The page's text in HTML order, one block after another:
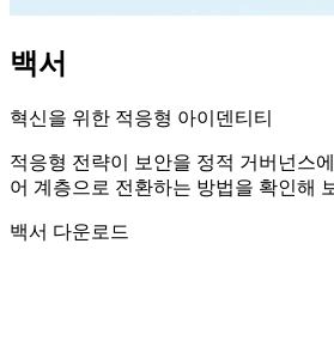
백서
혁신을 위한 적응형 아이덴티티
적응형 전략이 보안을 정적 거버넌스
어 계층으로 전환하는 방법을 확인해
백서 다운로드